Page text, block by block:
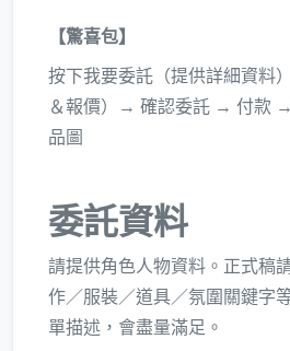
【驚喜包】
按下我要委託（提供詳細資料
＆報價）→ 確認委託 → 付款
品圖
委託資料
請提供角色人物資料。正式稿
作／服裝／道具／氛圍關鍵字
單描述，會盡量滿足。